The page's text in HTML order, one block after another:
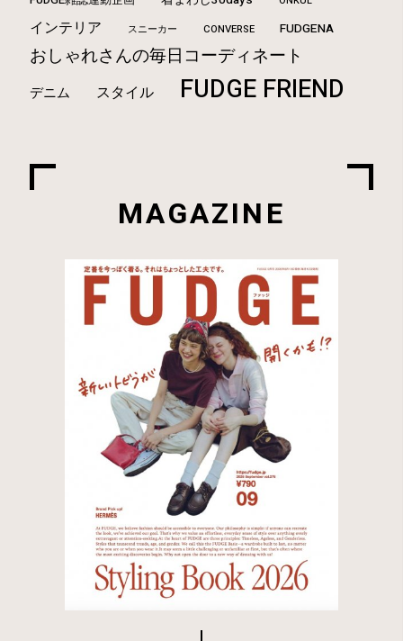
インテリア スニーカー CONVERSE FUDGENA
おしゃれさんの毎日コーディネート
デニム スタイル FUDGE FRIEND
MAGAZINE